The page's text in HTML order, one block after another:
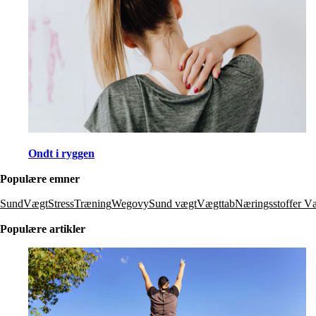
Ondt i ryggen
Populære emner
SundVægtStressTræningWegovySund vægtVægttabNæringsstoffer
Populære artikler